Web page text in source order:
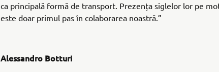
ca principală formă de transport. Prezența siglelor lor pe
este doar primul pas în colaborarea noastră.”
Alessandro Botturi